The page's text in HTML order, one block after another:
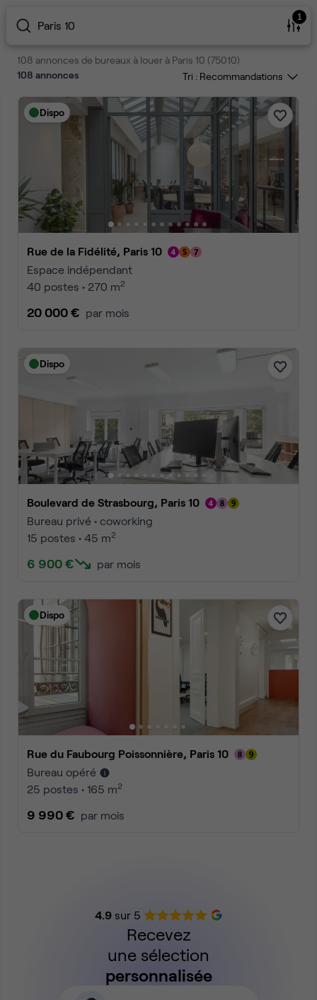
Paris 10
1
108 annonces de bureaux à louer à Paris 10 (75010)
108 annonces Tri :
Dispo
Rue de la Fidélité, Paris 10
Espace indépendant
40 postes • 270 m2
20 000 € par mois
Dispo
Boulevard de Strasbourg, Paris 10
Bureau privé • coworking
15 postes • 45 m2
6 900 € par mois
Dispo
Rue du Faubourg Poissonnière, Paris 10
Bureau opéré
25 postes • 165 m2
9 990 € par mois
4.9sur 5
Recevez
une sélection
personnalisée